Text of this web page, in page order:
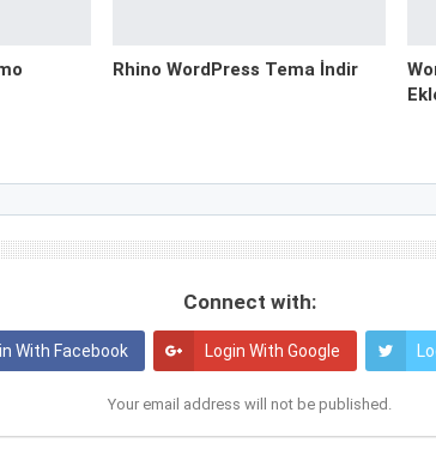
Rhino WordPress Tema İndir
Connect with:
With Facebook Login With Google
Your email address will not be published.